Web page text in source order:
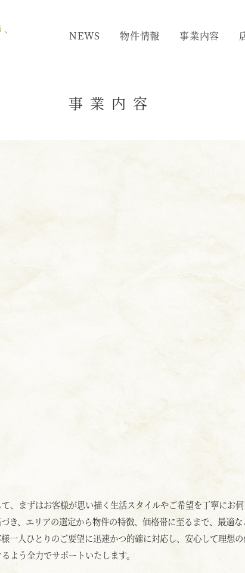
NEWS 物件情報 事業内容
事業内容
、まずはお客様が思い描く生活スタイルやご希望を丁寧にお
き、エリアの選定から物件の特徴、価格帯に至るまで、最適な
一人ひとりのご要望に迅速かつ的確に対応し、安心して理想
よう全力でサポートいたします。